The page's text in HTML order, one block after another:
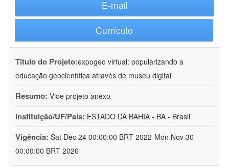
E-mail
Currículo
Título do Projeto:expogeo virtual: popularizando a
educação geocientífica através de museu digital
Resumo: Vide projeto anexo
Instituição/UF/País: ESTADO DA BAHIA - BA - Brasil
Vigência: Sat Dec 24 00:00:00 BRT 2022-Mon Nov 30
00:00:00 BRT 2026